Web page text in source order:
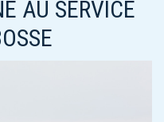
AU SERVICE